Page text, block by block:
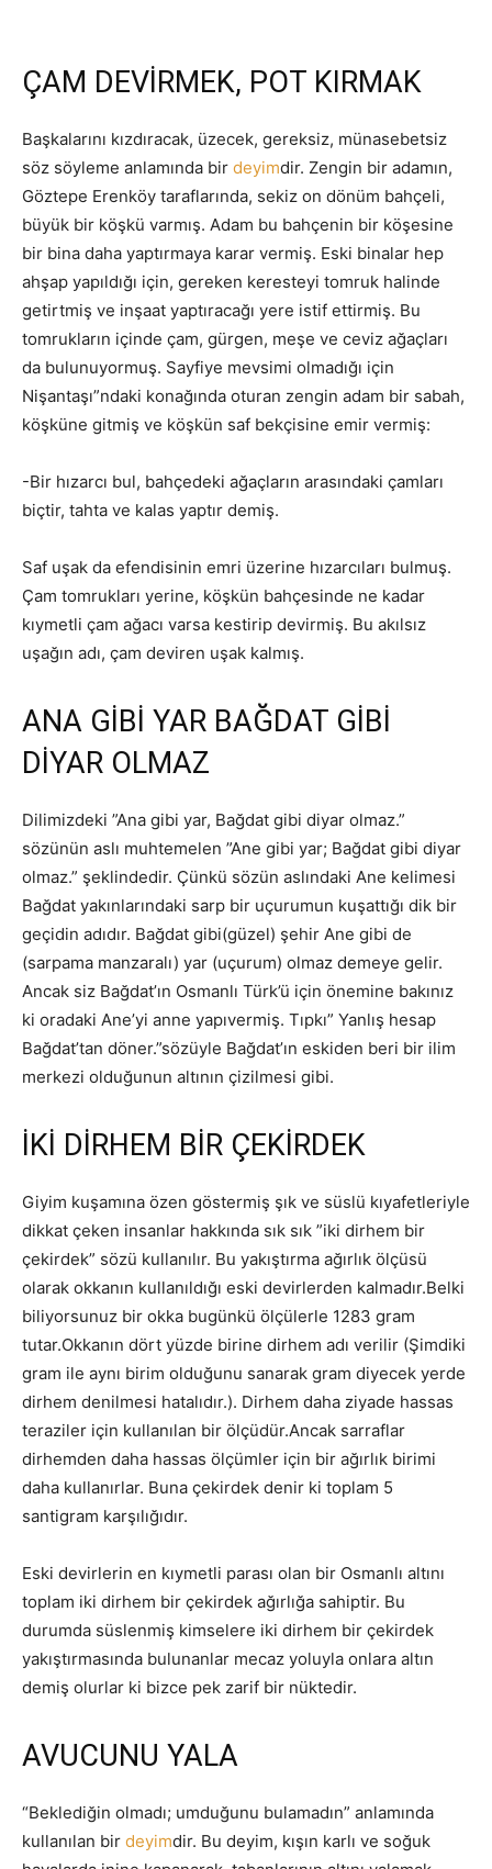
ÇAM DEVİRMEK, POT KIRMAK
Başkalarını kızdıracak, üzecek, gereksiz, münasebetsiz
söz söyleme anlamında bir deyimdir. Zengin bir adamın,
Göztepe Erenköy taraflarında, sekiz on dönüm bahçeli,
büyük bir köşkü varmış. Adam bu bahçenin bir köşesine
bir bina daha yaptırmaya karar vermiş. Eski binalar hep
ahşap yapıldığı için, gereken keresteyi tomruk halinde
getirtmiş ve inşaat yaptıracağı yere istif ettirmiş. Bu
tomrukların içinde çam, gürgen, meşe ve ceviz ağaçları
da bulunuyormuş. Sayfiye mevsimi olmadığı için
Nişantaşı”ndaki konağında oturan zengin adam bir sabah,
köşküne gitmiş ve köşkün saf bekçisine emir vermiş:
-Bir hızarcı bul, bahçedeki ağaçların arasındaki çamları
biçtir, tahta ve kalas yaptır demiş.
Saf uşak da efendisinin emri üzerine hızarcıları bulmuş.
Çam tomrukları yerine, köşkün bahçesinde ne kadar
kıymetli çam ağacı varsa kestirip devirmiş. Bu akılsız
uşağın adı, çam deviren uşak kalmış.
ANA GİBİ YAR BAĞDAT GİBİ
DİYAR OLMAZ
Dilimizdeki ”Ana gibi yar, Bağdat gibi diyar olmaz.”
sözünün aslı muhtemelen ”Ane gibi yar; Bağdat gibi diyar
olmaz.” şeklindedir. Çünkü sözün aslındaki Ane kelimesi
Bağdat yakınlarındaki sarp bir uçurumun kuşattığı dik bir
geçidin adıdır. Bağdat gibi(güzel) şehir Ane gibi de
(sarpama manzaralı) yar (uçurum) olmaz demeye gelir.
Ancak siz Bağdat’ın Osmanlı Türk’ü için önemine bakınız
ki oradaki Ane’yi anne yapıvermiş. Tıpkı” Yanlış hesap
Bağdat’tan döner.”sözüyle Bağdat’ın eskiden beri bir ilim
merkezi olduğunun altının çizilmesi gibi.
İKİ DİRHEM BİR ÇEKİRDEK
Giyim kuşamına özen göstermiş şık ve süslü kıyafetleriyle
dikkat çeken insanlar hakkında sık sık ”iki dirhem bir
çekirdek” sözü kullanılır. Bu yakıştırma ağırlık ölçüsü
olarak okkanın kullanıldığı eski devirlerden kalmadır.Belki
biliyorsunuz bir okka bugünkü ölçülerle 1283 gram
tutar.Okkanın dört yüzde birine dirhem adı verilir (Şimdiki
gram ile aynı birim olduğunu sanarak gram diyecek yerde
dirhem denilmesi hatalıdır.). Dirhem daha ziyade hassas
teraziler için kullanılan bir ölçüdür.Ancak sarraflar
dirhemden daha hassas ölçümler için bir ağırlık birimi
daha kullanırlar. Buna çekirdek denir ki toplam 5
santigram karşılığıdır.
Eski devirlerin en kıymetli parası olan bir Osmanlı altını
toplam iki dirhem bir çekirdek ağırlığa sahiptir. Bu
durumda süslenmiş kimselere iki dirhem bir çekirdek
yakıştırmasında bulunanlar mecaz yoluyla onlara altın
demiş olurlar ki bizce pek zarif bir nüktedir.
AVUCUNU YALA
“Beklediğin olmadı; umduğunu bulamadın” anlamında
kullanılan bir deyimdir. Bu deyim, kışın karlı ve soğuk